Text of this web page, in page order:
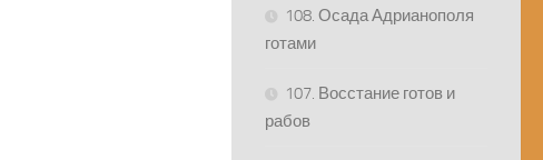
108. Осада Адрианополя
готами
107. Восстание готов и
рабов